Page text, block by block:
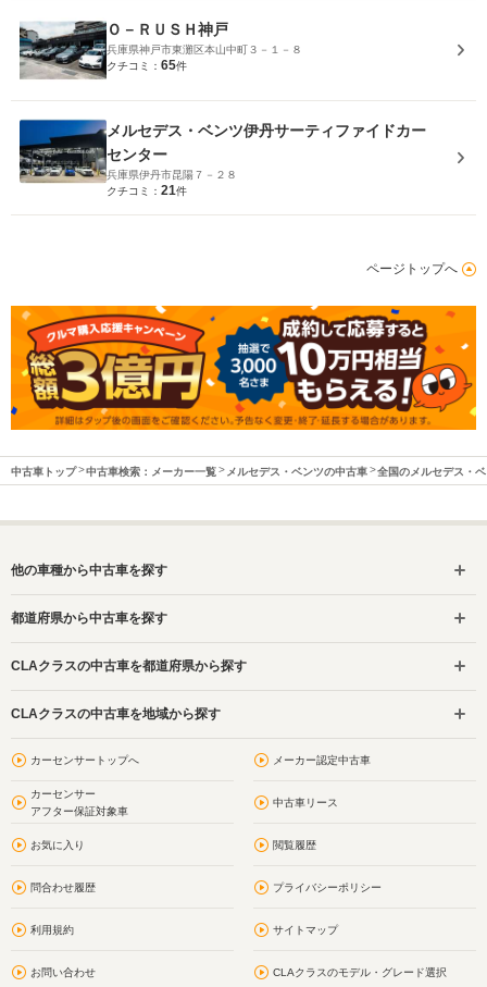
Ｏ－ＲＵＳＨ神戸
兵庫県神戸市東灘区本山中町３－１－８
クチコミ： 65件
メルセデス・ベンツ伊丹サーティファイドカー
センター
兵庫県伊丹市昆陽７－２８
クチコミ： 21件
ページトップへ
中古車トップ 中古車検索：メーカー一覧 メルセデス・ベンツの中古車 全国のメルセデス・
他の車種から中古車を探す
都道府県から中古車を探す
CLAクラスの中古車を都道府県から探す
CLAクラスの中古車を地域から探す
カーセンサートップへ メーカー認定中古車
カーセンサー
アフター保証対象車
中古車リース
お気に入り 閲覧履歴
問合わせ履歴 プライバシーポリシー
利用規約 サイトマップ
お問い合わせ CLAクラスのモデル・グレード選択